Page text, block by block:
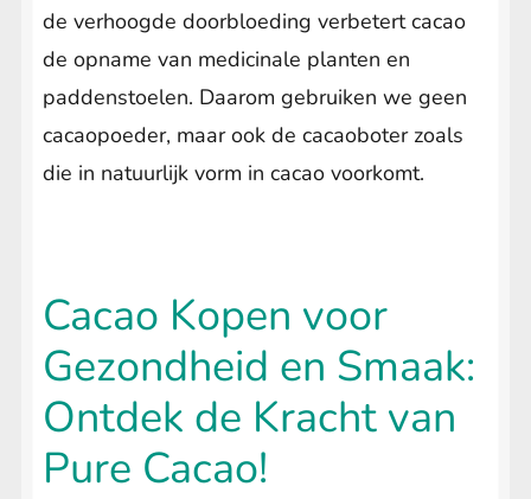
de verhoogde doorbloeding verbetert cacao
de opname van medicinale planten en
paddenstoelen. Daarom gebruiken we geen
cacaopoeder, maar ook de cacaoboter zoals
die in natuurlijk vorm in cacao voorkomt.
Cacao Kopen voor
Gezondheid en Smaak:
Ontdek de Kracht van
Pure Cacao!